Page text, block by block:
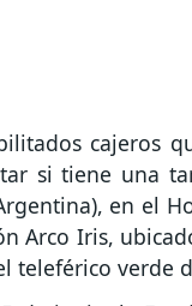
cajeros
si tiene una
en el
Arco Iris,
teleférico verde